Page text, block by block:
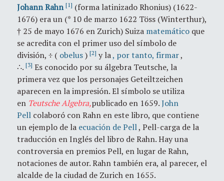
Johann Rahn [1] (forma latinizado Rhonius) (1622-
1676) era un (* 10 de marzo 1622 Töss (Winterthur),
† 25 de mayo 1676 en Zurich) Suiza matemático que
se acredita con el primer uso del símbolo de
división, ÷ ( obelus) [2] y la, por tanto, firmar,
∴. [3] Es conocido por su álgebra Teutsche, la
primera vez que los personajes Geteiltzeichen
aparecen en la impresión.El símbolo se utiliza
en Teutsche Algebra,publicado en 1659.John
Pell colaboró con Rahn en este libro, que contiene
un ejemplo de la ecuación de Pell, Pell-carga de la
traducción en Inglés del libro de Rahn.Hay una
controversia en premios Pell, en lugar de Rahn,
notaciones de autor.Rahn también era, al parecer, el
alcalde de la ciudad de Zurich en 1655.